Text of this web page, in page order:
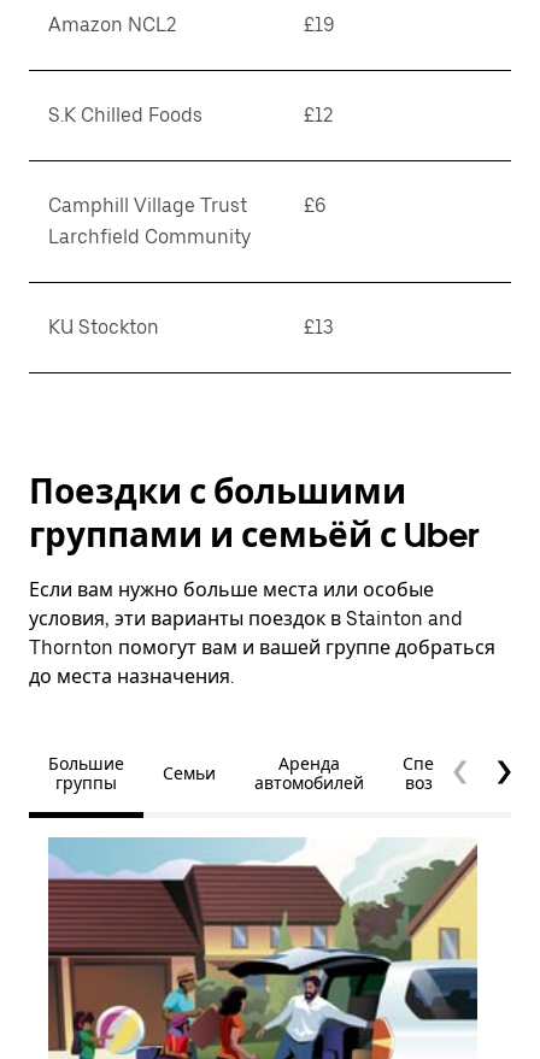
Amazon NCL2 £19
S.K Chilled Foods £12
Camphill Village Trust
Larchfield Community
£6
KU Stockton £13
Поездки с большими
группами и семьёй с Uber
Если вам нужно больше места или особые
условия, эти варианты поездок в Stainton and
Thornton помогут вам и вашей группе добраться
до места назначения.
Большие
группы
Семьи
Аренда
автомобилей
Специальные
возможности